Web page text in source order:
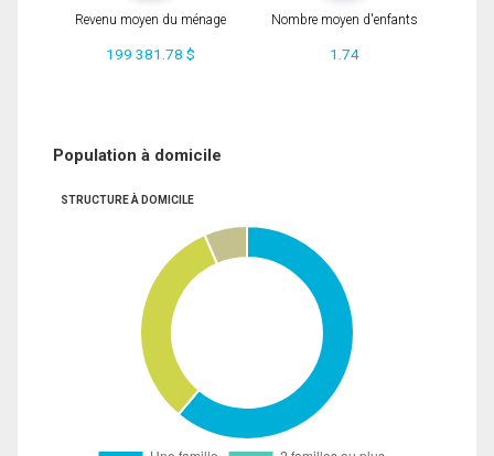
Revenu moyen du ménage
199 381.78 $
Nombre moyen d'enfants
1.74
Population à domicile
STRUCTURE À DOMICILE